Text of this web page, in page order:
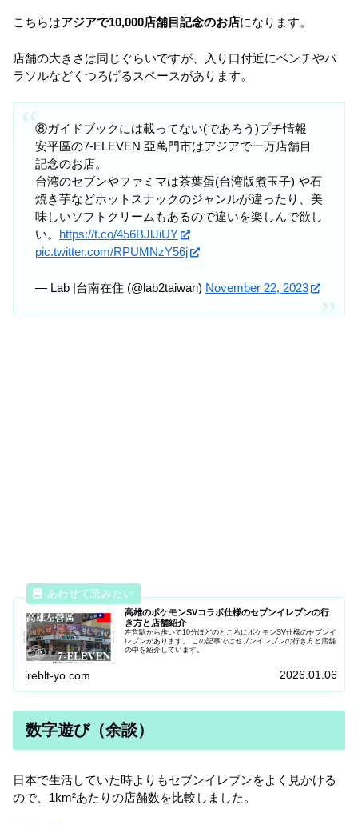
こちらはアジアで10,000店舗目記念のお店になります。
店舗の大きさは同じぐらいですが、入り口付近にベンチやパ
ラソルなどくつろげるスペースがあります。
⑧ガイドブックには載ってない(であろう)プチ情報
安平區の7-ELEVEN 亞萬門市はアジアで一万店舗目
記念のお店。
台湾のセブンやファミマは茶葉蛋(台湾版煮玉子) や石
焼き芋などホットスナックのジャンルが違ったり、美
味しいソフトクリームもあるので違いを楽しんで欲し
い。 https://t.co/456BJlJiUY
pic.twitter.com/RPUMNzY56j
— Lab |台南在住 (@lab2taiwan) November 22, 2023
高雄のポケモンSVコラボ仕様のセブンイレブンの行
き方と店舗紹介
左営駅から歩いて10分ほどのところにポケモンSV仕様のセブンイ
レブンがあります。 この記事ではセブンイレブンの行き方と店舗
の中を紹介しています。
ireblt-yo.com 2026.01.06
数字遊び（余談）
日本で生活していた時よりもセブンイレブンをよく見かける
ので、1km²あたりの店舗数を比較しました。